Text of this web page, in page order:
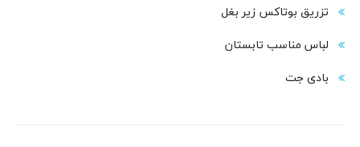
تزریق بوتاکس زیر بغل
لباس مناسب تابستان
بادی‌ جت